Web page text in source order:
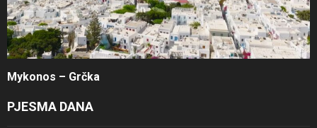
Mykonos – Grčka
PJESMA DANA